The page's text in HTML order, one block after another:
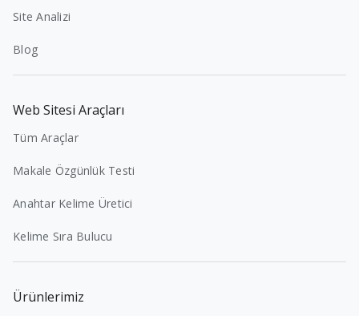
Site Analizi
Blog
Web Sitesi Araçları
Tüm Araçlar
Makale Özgünlük Testi
Anahtar Kelime Üretici
Kelime Sıra Bulucu
Ürünlerimiz